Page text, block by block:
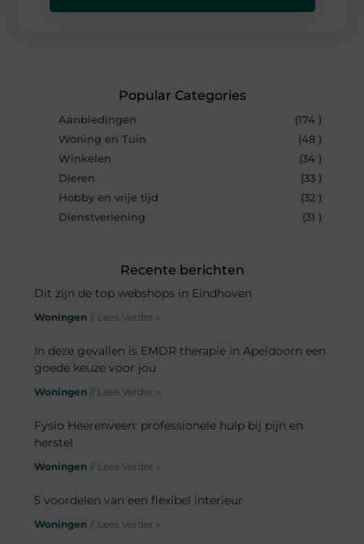
Popular Categories
Aanbiedingen
(174 )
Woning en Tuin
(48 )
Winkelen
(34 )
Dieren
(33 )
Hobby en vrije tijd
(32 )
Dienstverlening
(31 )
Recente berichten
Dit zijn de top webshops in Eindhoven
Woningen // Lees Verder »
In deze gevallen is EMDR therapie in Apeldoorn een
goede keuze voor jou
Woningen // Lees Verder »
Fysio Heerenveen: professionele hulp bij pijn en
herstel
Woningen // Lees Verder »
5 voordelen van een flexibel interieur
Woningen // Lees Verder »